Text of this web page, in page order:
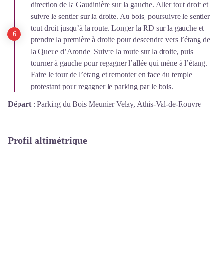
direction de la Gaudinière sur la gauche. Aller tout droit et
suivre le sentier sur la droite. Au bois, poursuivre le sentier
tout droit jusqu’à la route. Longer la RD sur la gauche et
prendre la première à droite pour descendre vers l’étang de
la Queue d’Aronde. Suivre la route sur la droite, puis
tourner à gauche pour regagner l’allée qui mène à l’étang.
Faire le tour de l’étang et remonter en face du temple
protestant pour regagner le parking par le bois.
Départ : Parking du Bois Meunier Velay, Athis-Val-de-Rouvre
Profil altimétrique